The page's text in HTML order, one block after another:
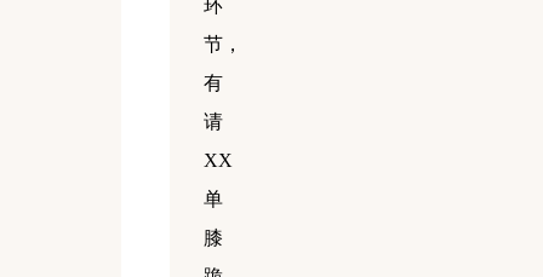
环
节，
有
请
XX
单
膝